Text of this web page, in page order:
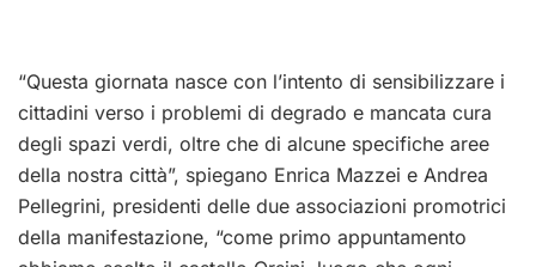
“Questa giornata nasce con l’intento di sensibilizzare i
cittadini verso i problemi di degrado e mancata cura
degli spazi verdi, oltre che di alcune specifiche aree
della nostra città”, spiegano Enrica Mazzei e Andrea
Pellegrini, presidenti delle due associazioni promotrici
della manifestazione, “come primo appuntamento